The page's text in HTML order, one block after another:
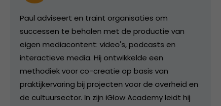
Paul adviseert en traint organisaties om
successen te behalen met de productie van
eigen mediacontent: video's, podcasts en
interactieve media. Hij ontwikkelde een
methodiek voor co-creatie op basis van
praktijkervaring bij projecten voor de overheid en
de cultuursector. In zijn iGlow Academy leidt hij